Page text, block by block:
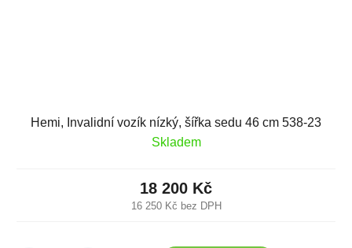
Hemi, Invalidní vozík nízký, šířka sedu 46 cm 538-23
Skladem
16 250 Kč bez DPH
18 200 Kč